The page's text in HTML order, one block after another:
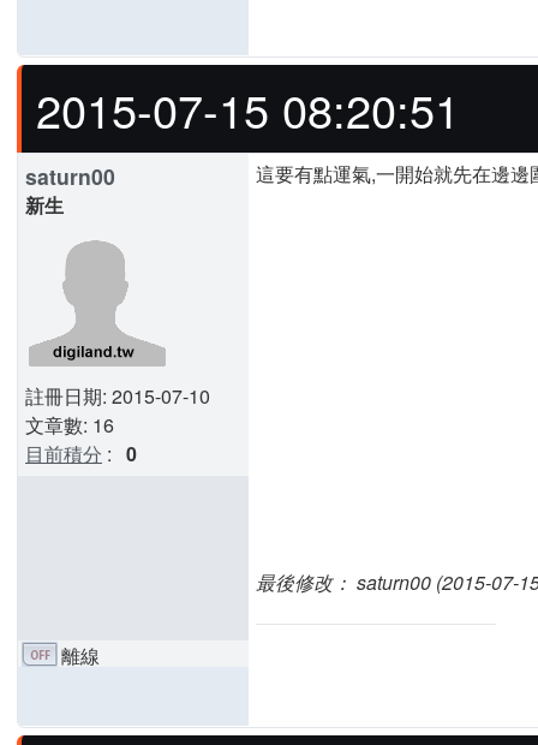
2015-07-15 08:20:51
saturn00
新生
註冊日期: 2015-07-10
文章數: 16
目前積分 : 0
這要有點運氣,一開始就先在邊
最後修改： saturn00 (2015-07-
離線